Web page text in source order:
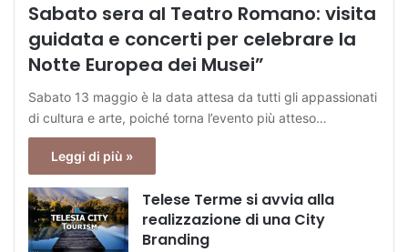
Sabato sera al Teatro Romano: visita
guidata e concerti per celebrare la
Notte Europea dei Musei”
Sabato 13 maggio è la data attesa da tutti gli appassionati
di cultura e arte, poiché torna l’evento più atteso…
Leggi di più »
Telese Terme si avvia alla
realizzazione di una City
Branding